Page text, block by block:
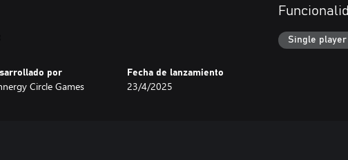
por
Circle Games
Fecha de lanzamiento
23/4/2025
Single player